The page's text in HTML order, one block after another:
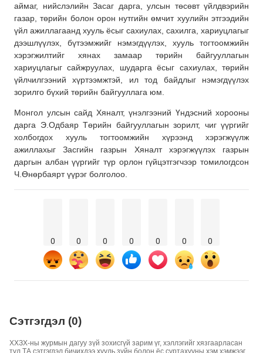
аймаг, нийслэлийн Засаг дарга, улсын төсөвт үйлдвэрийн
газар, төрийн болон орон нутгийн өмчит хуулийн этгээдийн
үйл ажиллагаанд хууль ёсыг сахиулах, сахилга, хариуцлагыг
дээшлүүлэх, бүтээмжийг нэмэгдүүлэх, хууль тогтоомжийн
хэрэгжилтийг хянах замаар төрийн байгууллагын
хариуцлагыг сайжруулах, шударга ёсыг сахиулах, төрийн
үйлчилгээний хүртээмжтэй, ил тод байдлыг нэмэгдүүлэх
зорилго бүхий төрийн байгууллага юм.
Монгол улсын сайд Хяналт, үнэлгээний Үндэсний хорооны
дарга Э.Одбаяр Төрийн байгууллагын зорилт, чиг үүргийг
холбогдох хууль тогтоомжийн хүрээнд хэрэгжүүлж
ажиллахыг Засгийн газрын Хяналт хэрэгжүүлэх газрын
даргын албан үүргийг түр орлон гүйцэтгэгчээр томилогдсон
Ч.Өнөрбаярт үүрэг болголоо.
0 0 0 0 0 0 0
Сэтгэгдэл (0)
ХХЗХ-ны журмын дагуу зүй зохисгүй зарим үг, хэллэгийг хязгаарласан
тул ТА сэтгэгдэл бичихдээ хууль зүйн болон ёс суртахууны хэм хэмжээг